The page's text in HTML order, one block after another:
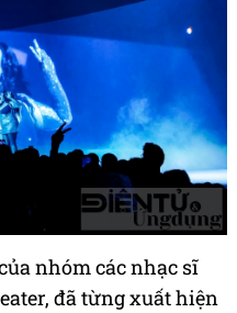
nhóm các nhạc sĩ
đã từng xuất hiện